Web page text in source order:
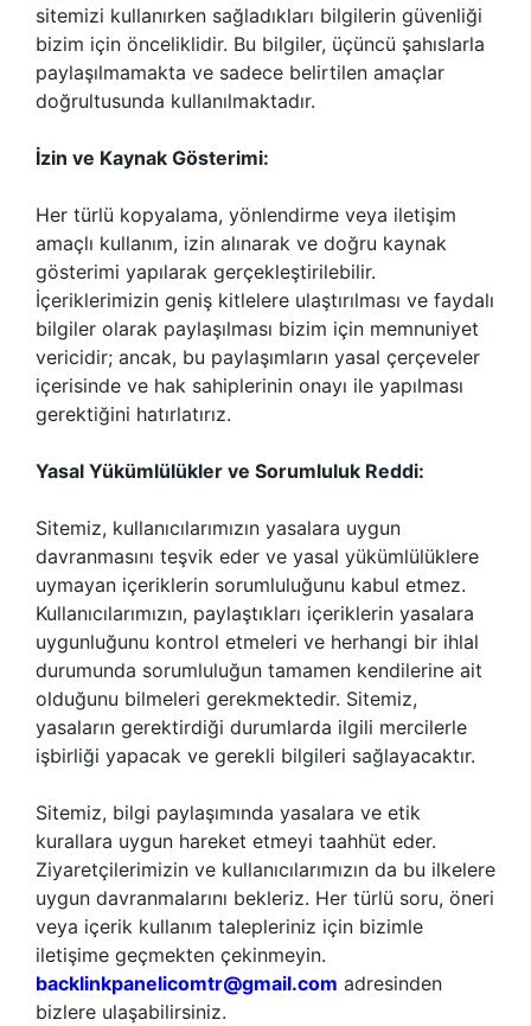
sitemizi kullanırken sağladıkları bilgilerin güvenliği
bizim için önceliklidir. Bu bilgiler, üçüncü şahıslarla
paylaşılmamakta ve sadece belirtilen amaçlar
doğrultusunda kullanılmaktadır.
İzin ve Kaynak Gösterimi:
Her türlü kopyalama, yönlendirme veya iletişim
amaçlı kullanım, izin alınarak ve doğru kaynak
gösterimi yapılarak gerçekleştirilebilir.
İçeriklerimizin geniş kitlelere ulaştırılması ve faydalı
bilgiler olarak paylaşılması bizim için memnuniyet
vericidir; ancak, bu paylaşımların yasal çerçeveler
içerisinde ve hak sahiplerinin onayı ile yapılması
gerektiğini hatırlatırız.
Yasal Yükümlülükler ve Sorumluluk Reddi:
Sitemiz, kullanıcılarımızın yasalara uygun
davranmasını teşvik eder ve yasal yükümlülüklere
uymayan içeriklerin sorumluluğunu kabul etmez.
Kullanıcılarımızın, paylaştıkları içeriklerin yasalara
uygunluğunu kontrol etmeleri ve herhangi bir ihlal
durumunda sorumluluğun tamamen kendilerine ait
olduğunu bilmeleri gerekmektedir. Sitemiz,
yasaların gerektirdiği durumlarda ilgili mercilerle
işbirliği yapacak ve gerekli bilgileri sağlayacaktır.
Sitemiz, bilgi paylaşımında yasalara ve etik
kurallara uygun hareket etmeyi taahhüt eder.
Ziyaretçilerimizin ve kullanıcılarımızın da bu ilkelere
uygun davranmalarını bekleriz. Her türlü soru, öneri
veya içerik kullanım talepleriniz için bizimle
iletişime geçmekten çekinmeyin.
backlinkpanelicomtr@gmail.com adresinden
bizlere ulaşabilirsiniz.